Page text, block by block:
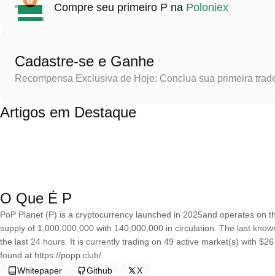
Compre seu primeiro P na Poloniex
Cadastre-se e Ganhe
Recompensa Exclusiva de Hoje: Conclua sua primeira
Artigos em Destaque
O Que É P
PoP Planet (P) is a cryptocurrency launched in 2025and operates on
supply of 1,000,000,000 with 140,000,000 in circulation. The last
the last 24 hours. It is currently trading on 49 active market(s) with
found at https://popp.club/.
Whitepaper
Github X